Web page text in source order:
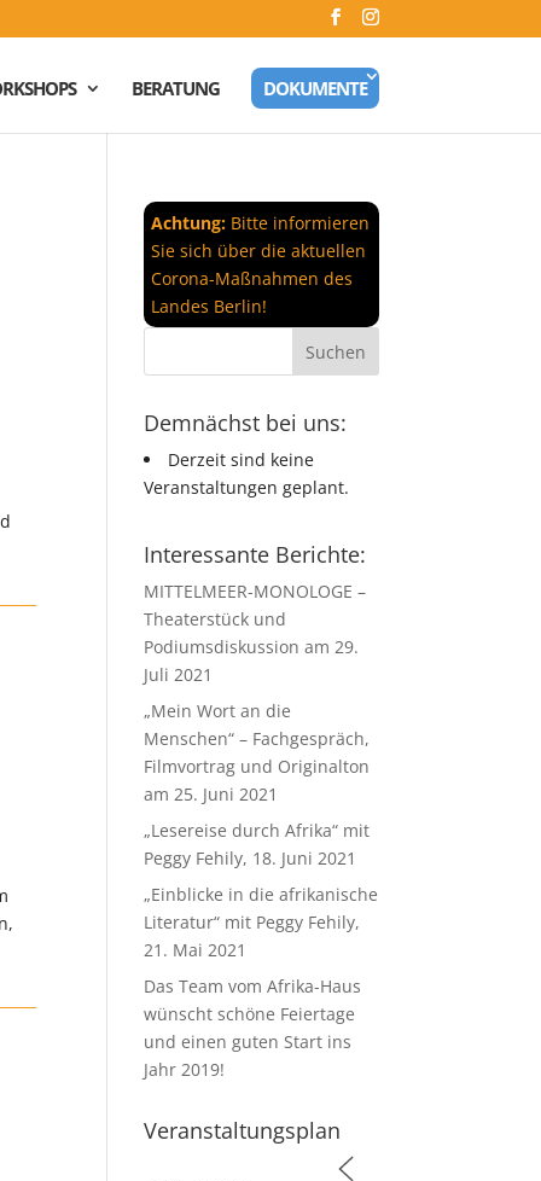
BERATUNG DOKUMENTE
Achtung: Bitte informieren
Sie sich über die aktuellen
Corona-Maßnahmen des
Landes Berlin!
Demnächst bei uns:
Derzeit sind keine
Veranstaltungen geplant.
Interessante Berichte:
MITTELMEER-MONOLOGE –
Theaterstück und
Podiumsdiskussion am 29.
Juli 2021
„Mein Wort an die
Menschen“ – Fachgespräch,
Filmvortrag und Originalton
am 25. Juni 2021
„Lesereise durch Afrika“ mit
Peggy Fehily, 18. Juni 2021
„Einblicke in die afrikanische
Literatur“ mit Peggy Fehily,
21. Mai 2021
Das Team vom Afrika-Haus
wünscht schöne Feiertage
und einen guten Start ins
Jahr 2019!
Veranstaltungsplan